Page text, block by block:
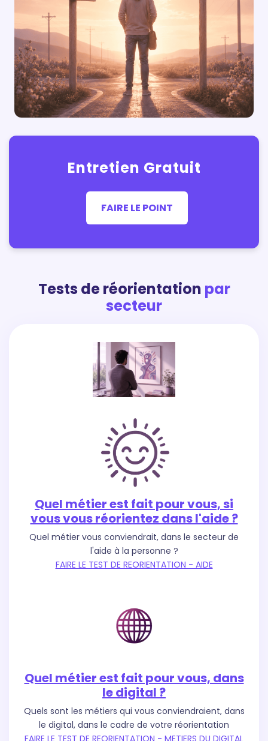
Entretien Gratuit
FAIRE LE POINT
Tests de réorientation par
secteur
Quel métier est fait pour vous, si
vous vous réorientez dans l'aide ?
Quel métier vous conviendrait, dans le secteur de
l'aide à la personne ?
FAIRE LE TEST DE REORIENTATION - AIDE
Quel métier est fait pour vous, dans
le digital ?
Quels sont les métiers qui vous conviendraient, dans
le digital, dans le cadre de votre réorientation